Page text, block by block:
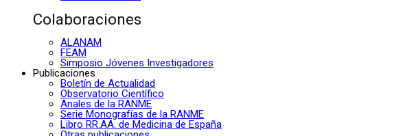
Colaboraciones
ALANAM
FEAM
Simposio Jóvenes Investigadores
Publicaciones
Boletín de Actualidad
Observatorio Científico
Anales de la RANME
Serie Monografías de la RANME
Libro RR.AA. de Medicina de España